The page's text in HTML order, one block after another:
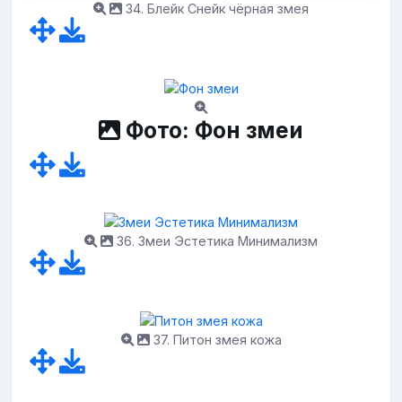
34. Блейк Снейк чёрная змея
Фото: Фон змеи
36. Змеи Эстетика Минимализм
37. Питон змея кожа